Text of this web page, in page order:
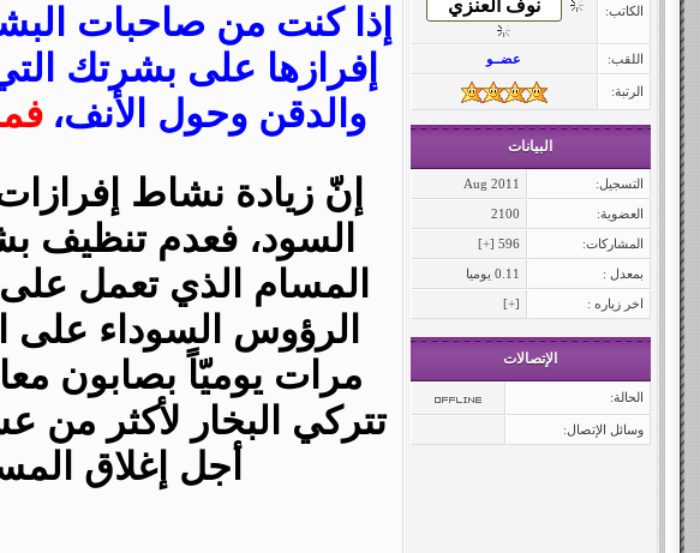
الكاتب:
اللقب: عضــو
الرتبة:
البيانات
التسجيل: Aug 2011
العضوية: 2100
المشاركات: 596 [
+
]
بمعدل : 0.11 يوميا
اخر زياره : [
+
]
الإتصالات
الحالة:
وسائل الإتصال:
إذا كنت من صاحبات
إفرازها على بشرتك
والدقن وحول الأنف،
إنّ زيادة نشاط
السود، فعدم تنظيف
المسام الذي تعمل
الرؤوس السوداء
مرات يوميّاً بصابون
تتركي البخار لأكثر من
أجل إغلاق